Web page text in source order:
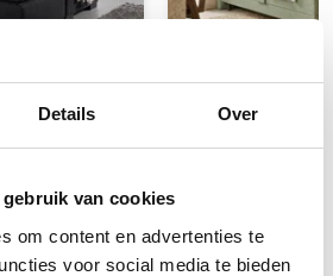
Details Over
van cookies
om content en advertenties te
voor social media te bieden
Elektrische
Ca. 6 tot 8